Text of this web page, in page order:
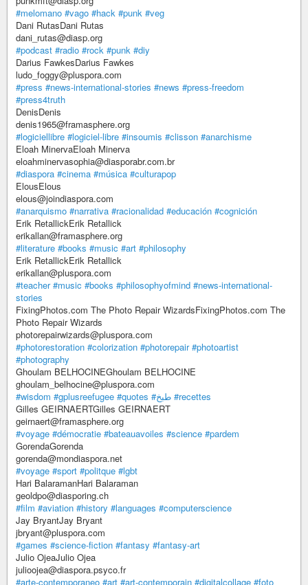
#melomano #vago #hack #punk #veg
Dani RutasDani Rutas
dani_rutas@diasp.org
#podcast #radio #rock #punk #diy
Darius FawkesDarius Fawkes
ludo_foggy@pluspora.com
#press #news-international-stories #news #press-freedom
#press4truth
DenisDenis
denis1965@framasphere.org
#logiciellibre #logiciel-libre #insoumis #clisson #anarchisme
Eloah MinervaEloah Minerva
eloahminervasophia@diasporabr.com.br
#diaspora #cinema #música #culturapop
ElousElous
elous@joindiaspora.com
#anarquismo #narrativa #racionalidad #educación #cognición
Erik RetallickErik Retallick
erikallan@framasphere.org
#literature #books #music #art #philosophy
Erik RetallickErik Retallick
erikallan@pluspora.com
#teacher #music #books #philosophyofmind #news-international-
stories
FixingPhotos.com The Photo Repair WizardsFixingPhotos.com The
Photo Repair Wizards
photorepairwizards@pluspora.com
#photorestoration #colorization #photorepair #photoartist
#photography
Ghoulam BELHOCINEGhoulam BELHOCINE
ghoulam_belhocine@pluspora.com
#wisdom #gplusreefugee #quotes #طبخ #recettes
Gilles GEIRNAERTGilles GEIRNAERT
geirnaert@framasphere.org
#voyage #démocratie #bateauavoiles #science #pardem
GorendaGorenda
gorenda@mondiaspora.net
#voyage #sport #politque #lgbt
Hari BalaramanHari Balaraman
geoldpo@diasporing.ch
#film #aviation #history #languages #computerscience
Jay BryantJay Bryant
jbryant@pluspora.com
#games #science-fiction #fantasy #fantasy-art
Julio OjeaJulio Ojea
julioojea@diaspora.psyco.fr
#arte-contemporaneo #art #art-contemporain #digitalcollage #foto